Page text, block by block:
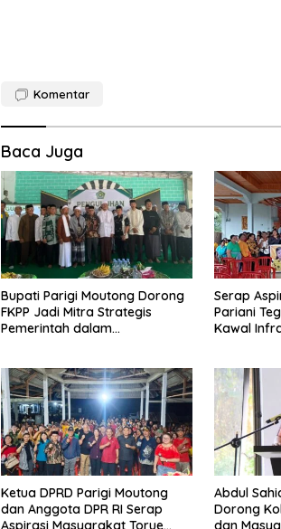
Komentar
Baca Juga
Bupati Parigi Moutong Dorong
FKPP Jadi Mitra Strategis
Pemerintah dalam
Serap
Pariani
Kawal
Ketua DPRD Parigi Moutong
dan Anggota DPR RI Serap
Aspirasi Masyarakat Torue
Abdul
Dorong
dan